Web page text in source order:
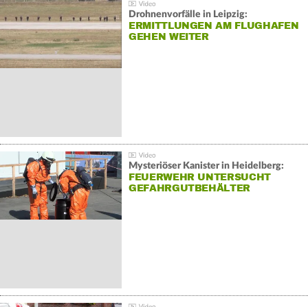
Drohnenvorfälle in Leipzig:
ERMITTLUNGEN AM FLUGHAFEN
GEHEN WEITER
Mysteriöser Kanister in Heidelberg:
FEUERWEHR UNTERSUCHT
GEFAHRGUTBEHÄLTER